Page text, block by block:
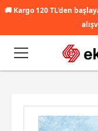
🚚 Kargo 120 TL'den